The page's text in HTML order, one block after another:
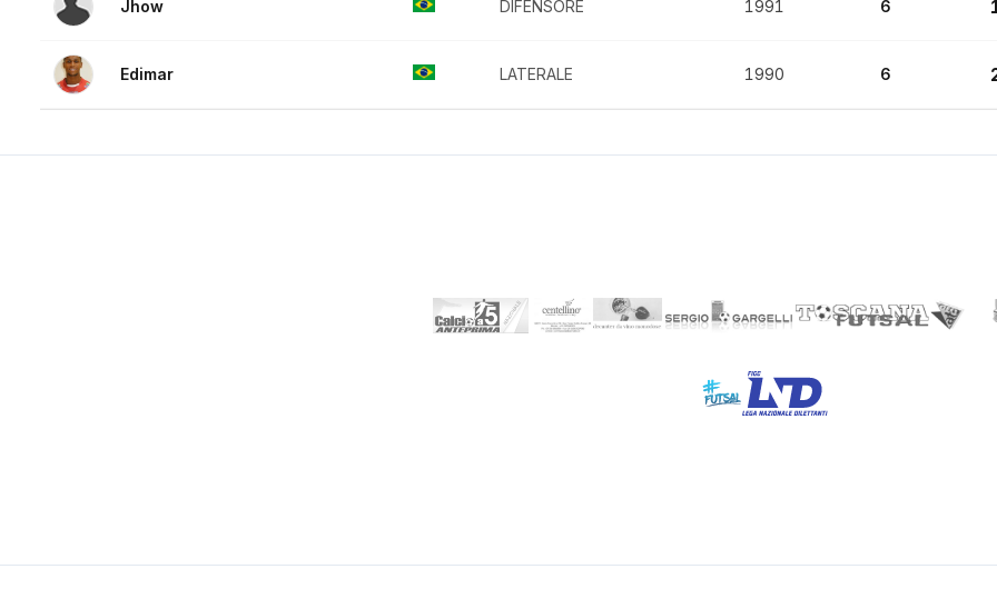
Jhow DIFENSORE 1991 6
Edimar LATERALE 1990 6